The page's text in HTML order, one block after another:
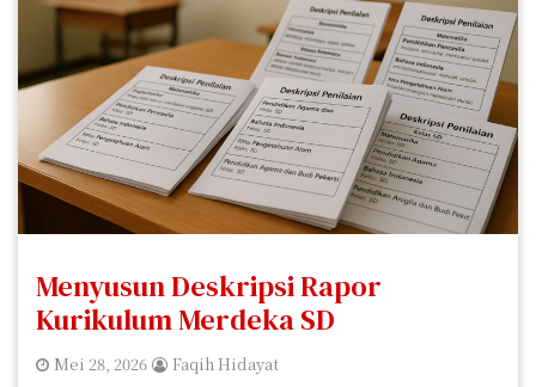
Menyusun Deskripsi Rapor
Kurikulum Merdeka SD
Mei 28, 2026 Faqih Hidayat